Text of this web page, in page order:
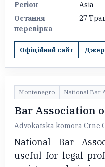
Регіон
Asia
Остання
перевірка
27
Офіційний сайт
Montenegro National Bar
Bar Association
Advokatska komora Crne
National Bar
useful for legal